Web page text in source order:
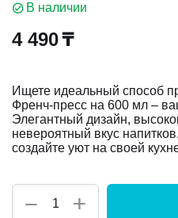
В наличии
4 490₸
Ищете идеальный способ
Френч-пресс на 600 мл –
Элегантный дизайн,
невероятный вкус
создайте уют на своей
+
−